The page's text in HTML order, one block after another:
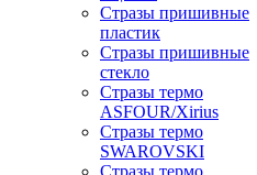
Стразы пришивные
пластик
Стразы пришивные
стекло
Стразы термо
ASFOUR/Xirius
Стразы термо
SWAROVSKI
Стразы термо